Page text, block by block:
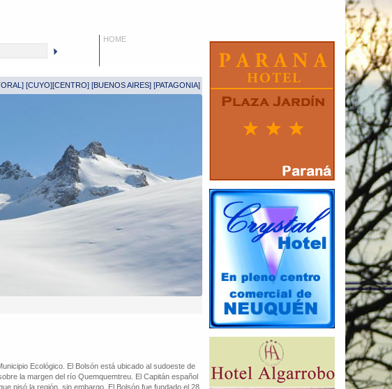
HOME
] [CUYO][CENTRO] [BUENOS AIRES] [PATAGONIA]
Ecológico. El Bolsón está ubicado al sudoeste de
la margen del río Quemquemtreu. El Capitán español
pisó la región, sin embargo, El Bolsón fue fundado el 28